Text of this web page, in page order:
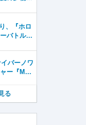
い新鮮な
行プレイ
、『ホロ
バトル』
バーノワ
ー『Moo
13出展！
る